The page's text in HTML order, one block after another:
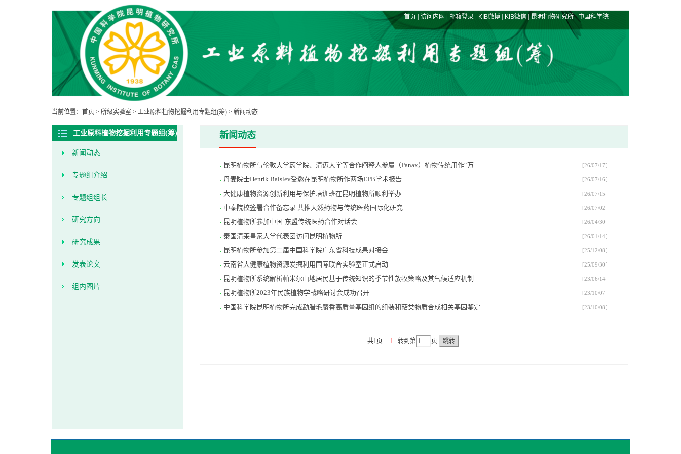
首页 | 访问内网 | 邮箱登录 | KIB微博 | KIB微信|昆明植物研究所|中国科学院
当前位置： 首页 > 所级实验室 > 工业原料植物挖掘利用专题组(筹) > 新闻动态
工业原料植物挖掘利用专题组(筹)
新闻动态
专题组介绍
专题组组长
研究方向
研究成果
发表论文
组内图片
新闻动态
[26/07/17]
昆明植物所与伦敦大学药学院、清迈大学等合作阐释人参属（Panax）植物传统用作“万...
[26/07/16]
丹麦院士Henrik Balslev受邀在昆明植物所作两场EPB学术报告
[26/07/15]
大健康植物资源创新利用与保护培训班在昆明植物所顺利举办
[26/07/02]
中泰院校签署合作备忘录 共推天然药物与传统医药国际化研究
[26/04/30]
昆明植物所参加中国-东盟传统医药合作对话会
[26/01/14]
泰国清莱皇家大学代表团访问昆明植物所
[25/12/08]
昆明植物所参加第二届中国科学院广东省科技成果对接会
[25/09/30]
云南省大健康植物资源发掘利用国际联合实验室正式启动
[23/06/14]
昆明植物所系统解析帕米尔山地居民基于传统知识的季节性放牧策略及其气候适应机制
[23/10/07]
昆明植物所2023年民族植物学战略研讨会成功召开
[23/10/08]
中国科学院昆明植物所完成勐腊毛麝香高质量基因组的组装和萜类物质合成相关基因鉴定
共1页 1 转到第 页